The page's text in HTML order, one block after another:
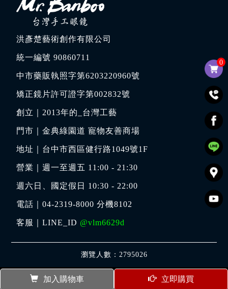
0
加入購物車 立即購買
洪彥楚藝術創作有限公司
統一編號 90860711
中市藥販執照字第6203220960號
矯正鏡片許可證字第002832號
創立｜2013年的_台灣工藝
門市｜金典綠園道 寵物友善商場
地址｜ 台中市西區健行路1049號1F
營業｜週一至週五 11:00 - 21:30
週六日、國定假日 10:30 - 22:00
電話｜04-2319-8000 分機8102
客服｜LINE_ID @vlm6629d
瀏覽人數：2795026